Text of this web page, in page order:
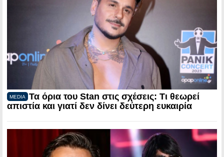
MEDIA
Τα όρια του Stan στις σχέσεις: Τι θεωρεί
απιστία και γιατί δεν δίνει δεύτερη ευκαιρία